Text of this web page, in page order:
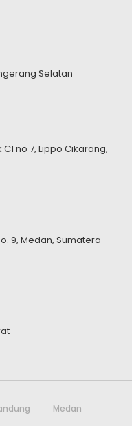
Selatan
C1 no 7, Lippo Cikarang,
9, Medan, Sumatera
Medan